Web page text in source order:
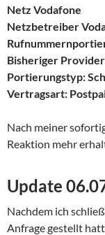
Netz Vodafone
Netzbetreiber
Bisheriger
Portierungstyp:
Vertragsart:
Nach meiner
Reaktion mehr
Update
Nachdem ich
Anfrage gestellt